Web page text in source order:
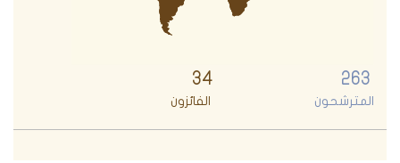
263
34
المترشحون الفائزون